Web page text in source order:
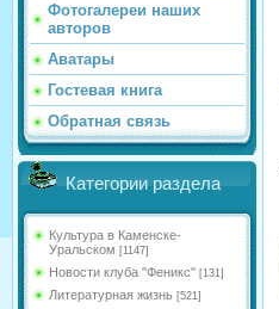
Фотогалереи наших
авторов
Аватары
Гостевая книга
Обратная связь
Категории раздела
Культура в Каменске-
Уральском [1147]
Новости клуба "Феникс" [131]
Литературная жизнь [521]